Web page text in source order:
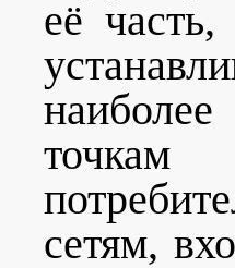
её
точкам
сетям,